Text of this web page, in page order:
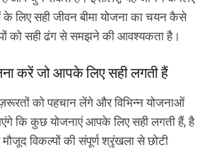
लिए सही जीवन बीमा योजना का चयन कैसे
को सही ढंग से समझने की आवश्यकता है।
करें जो आपके लिए सही लगती हैं
को पहचान लेंगे और विभिन्न योजनाओं
कि कुछ योजनाएं आपके लिए सही लगती हैं, है
विकल्पों की संपूर्ण श्रृंखला से छोटी